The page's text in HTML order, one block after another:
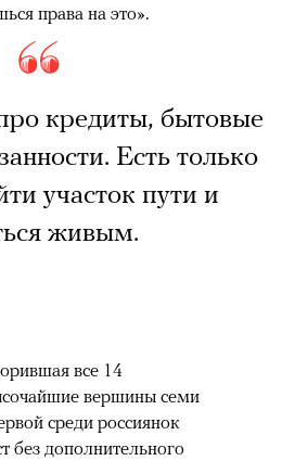
права на это».
кредиты, бытовые
Есть только
участок пути и
живым.
все 14
вершины семи
среди россиянок
без дополнительного